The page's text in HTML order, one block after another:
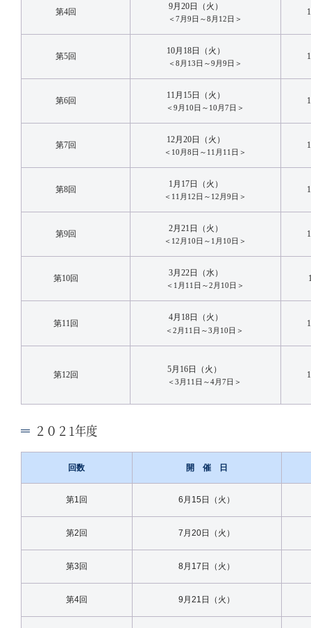
第4回
9月20日（火）
＜7月9日～8月12日＞
第5回
10月18日（火）
＜8月13日～9月9日＞
第6回
11月15日（火）
＜9月10日～10月7日＞
第7回
12月20日（火）
＜10月8日～11月11日＞
第8回
1月17日（火）
＜11月12日～12月9日＞
第9回
2月21日（火）
＜12月10日～1月10日＞
第10回
3月22日（水）
＜1月11日～2月10日＞
第11回
4月18日（火）
＜2月11日～3月10日＞
第12回
5月16日（火）
＜3月11日～4月7日＞
２０２1年度
回数 開 催 日
第1回 6月15日（火）
第2回 7月20日（火）
第3回 8月17日（火）
第4回 9月21日（火）